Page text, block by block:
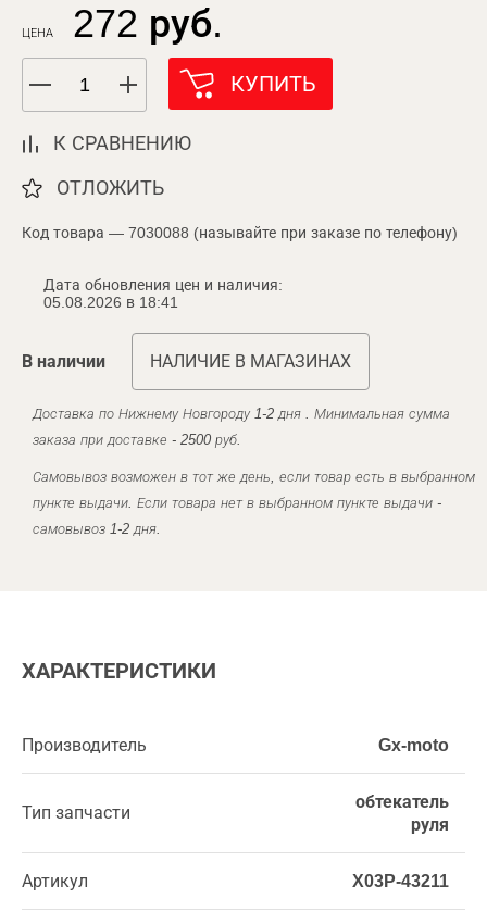
ЦЕНА 272 руб.
КУПИТЬ
К СРАВНЕНИЮ
ОТЛОЖИТЬ
Код товара — 7030088 (называйте при заказе по телефону)
Дата обновления цен и наличия:
05.08.2026 в 18:41
В наличии НАЛИЧИЕ В МАГАЗИНАХ
Доставка по Нижнему Новгороду 1-2 дня . Минимальная сумма
заказа при доставке - 2500 руб.
Самовывоз возможен в тот же день, если товар есть в выбранном
пункте выдачи. Если товара нет в выбранном пункте выдачи -
самовывоз 1-2 дня.
ХАРАКТЕРИСТИКИ
Производитель Gx-moto
Тип запчасти
обтекатель
руля
Артикул X03P-43211